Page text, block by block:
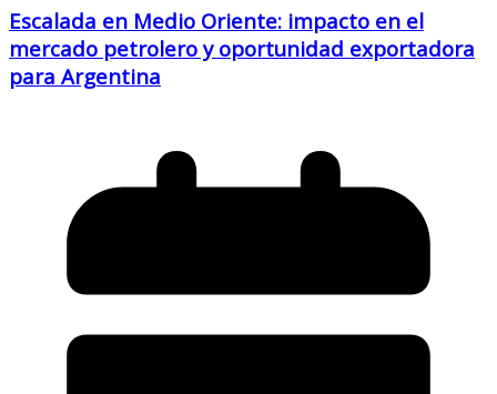
Escalada en Medio Oriente: impacto en el
mercado petrolero y oportunidad exportadora
para Argentina